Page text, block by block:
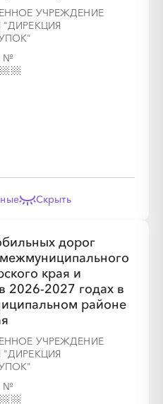
УЧРЕЖДЕНИЕ
№
Скрыть
дорог
края и
2026-2027 годах в
районе
УЧРЕЖДЕНИЕ
№